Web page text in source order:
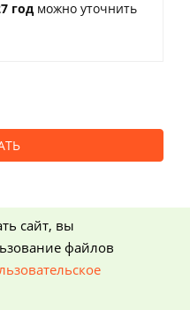
год можно уточнить
сайт, вы
файлов